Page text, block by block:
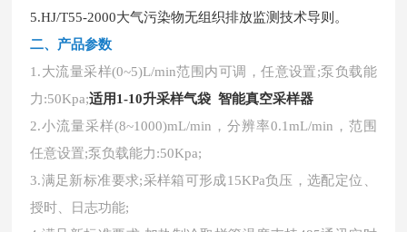
5.HJ/T55-2000大气污染物无组织排放监测技术导则。
二、 产品参数
1.大流量采样(0~5)L/min范围内可调，任意设置;泵负载能
力:50Kpa;适用1-10升采样气袋 智能真空采样器
2.小流量采样(8~1000)mL/min，分辨率0.1mL/min，范围
任意设置;泵负载能力:50Kpa;
3.满足新标准要求;采样箱可形成15KPa负压，选配定位、
授时、日志功能;